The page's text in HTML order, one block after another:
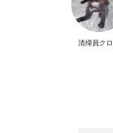
清掃員ク